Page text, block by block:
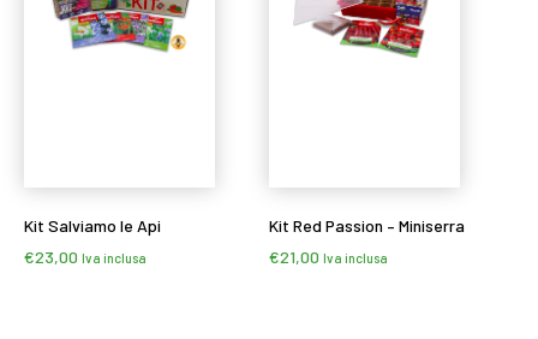
Kit Salviamo le Api
€23,00 Iva inclusa
Kit Red Passion – Miniserra
€21,00 Iva inclusa